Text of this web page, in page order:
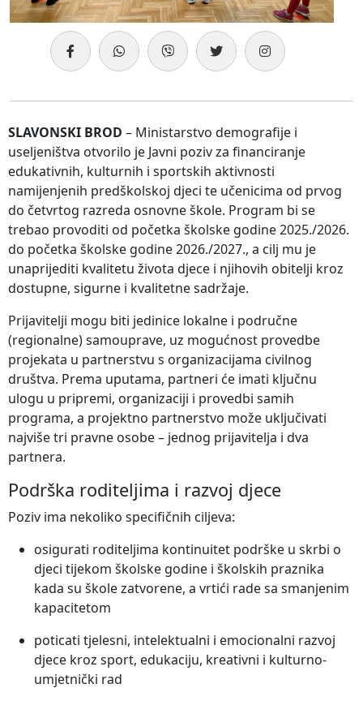
SLAVONSKI BROD – Ministarstvo demografije i
useljeništva otvorilo je Javni poziv za financiranje
edukativnih, kulturnih i sportskih aktivnosti
namijenjenih predškolskoj djeci te učenicima od prvog
do četvrtog razreda osnovne škole. Program bi se
trebao provoditi od početka školske godine 2025./2026.
do početka školske godine 2026./2027., a cilj mu je
unaprijediti kvalitetu života djece i njihovih obitelji kroz
dostupne, sigurne i kvalitetne sadržaje.
Prijavitelji mogu biti jedinice lokalne i područne
(regionalne) samouprave, uz mogućnost provedbe
projekata u partnerstvu s organizacijama civilnog
društva. Prema uputama, partneri će imati ključnu
ulogu u pripremi, organizaciji i provedbi samih
programa, a projektno partnerstvo može uključivati
najviše tri pravne osobe – jednog prijavitelja i dva
partnera.
Podrška roditeljima i razvoj djece
Poziv ima nekoliko specifičnih ciljeva:
osigurati roditeljima kontinuitet podrške u skrbi o
djeci tijekom školske godine i školskih praznika
kada su škole zatvorene, a vrtići rade sa smanjenim
kapacitetom
poticati tjelesni, intelektualni i emocionalni razvoj
djece kroz sport, edukaciju, kreativni i kulturno-
umjetnički rad